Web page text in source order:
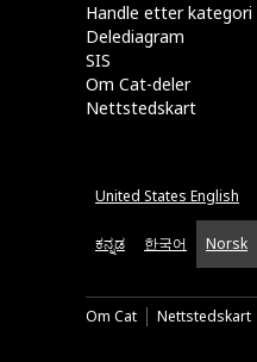
Handle etter kategori
Delediagram
SIS
Om Cat-deler
Nettstedskart
United States English
ಕನ್ನಡ 한국어 Norsk
Om Cat Nettstedskart